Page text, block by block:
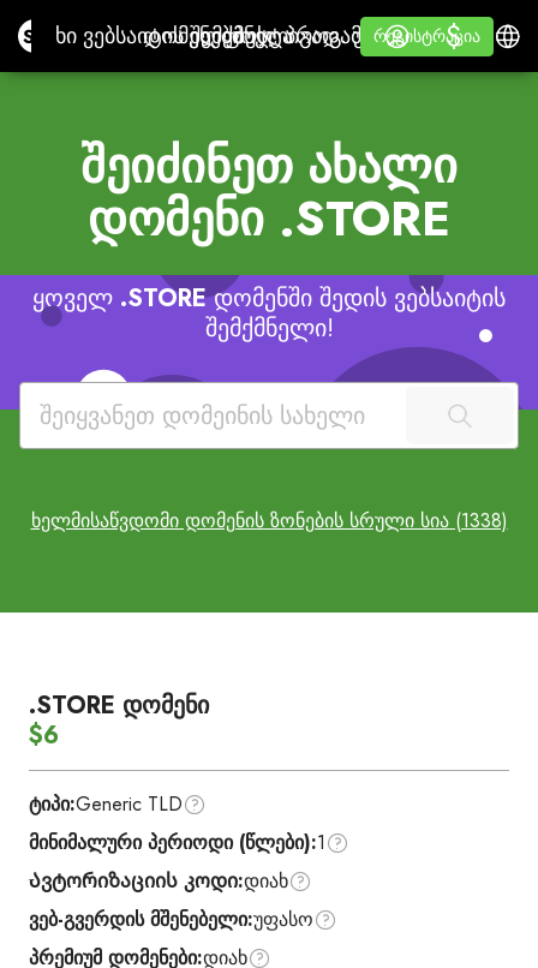
Site.proხი ვებსაიტის შემქმნელი
ხი ვებსაიტის შემქმნელი
დომენები
დომენები
ელფოსტა
ელფოსტა
ბუღ. პროგ. უზრ.
ბუღ. პროგ. უზრ.
გადამყიდველებისთვის
ᲗᲔᲗᲠᲘ ᲚᲔᲘᲑᲚᲘ
Ვისწავლოთ
Ვისწავლოთ
რეგისტრაცია
რეგისტრაცია
შესვლა$
$
შეიძინეთ ახალი
დომენი .STORE
ყოველ .STOREდომენში შედის ვებსაიტის
შემქმნელი!
ხელმისაწვდომი დომენის ზონების სრული სია (1338)
.STORE დომენი
$6
ტიპი:Generic TLD
მინიმალური პერიოდი (წლები):1
Ავტორიზაციის კოდი:დიახ
ვებ-გვერდის მშენებელი:უფასო
პრემიუმ დომენები:დიახ